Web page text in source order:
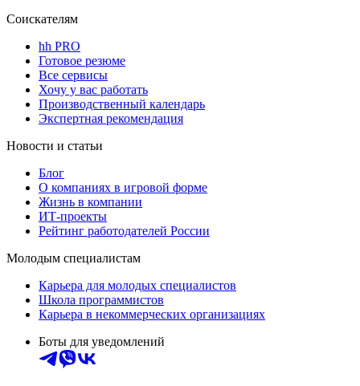
Соискателям
hh PRO
Готовое резюме
Все сервисы
Хочу у вас работать
Производственный календарь
Экспертная рекомендация
Новости и статьи
Блог
О компаниях в игровой форме
Жизнь в компании
ИТ-проекты
Рейтинг работодателей России
Молодым специалистам
Карьера для молодых специалистов
Школа программистов
Карьера в некоммерческих организациях
Боты для уведомлений